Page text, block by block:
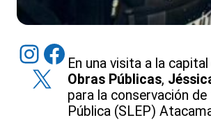
Instagram Facebook
X
En una visita a la
Obras Públicas,
para la conservación
Pública (SLEP)